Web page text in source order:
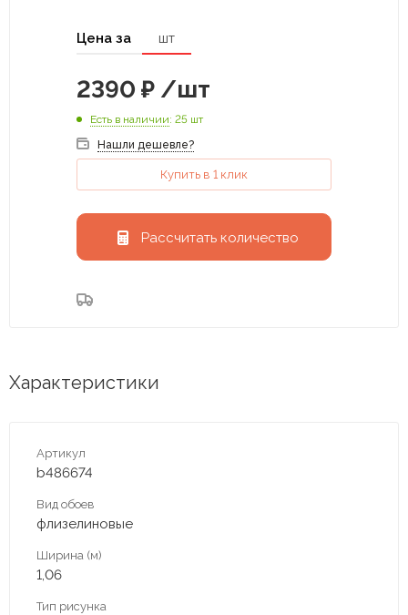
Цена за шт
2390 ₽ /шт
Есть в наличии: 25 шт
Нашли дешевле?
Купить в 1 клик
Рассчитать количество
Характеристики
Артикул
b486674
Вид обоев
флизелиновые
Ширина (м)
1,06
Тип рисунка